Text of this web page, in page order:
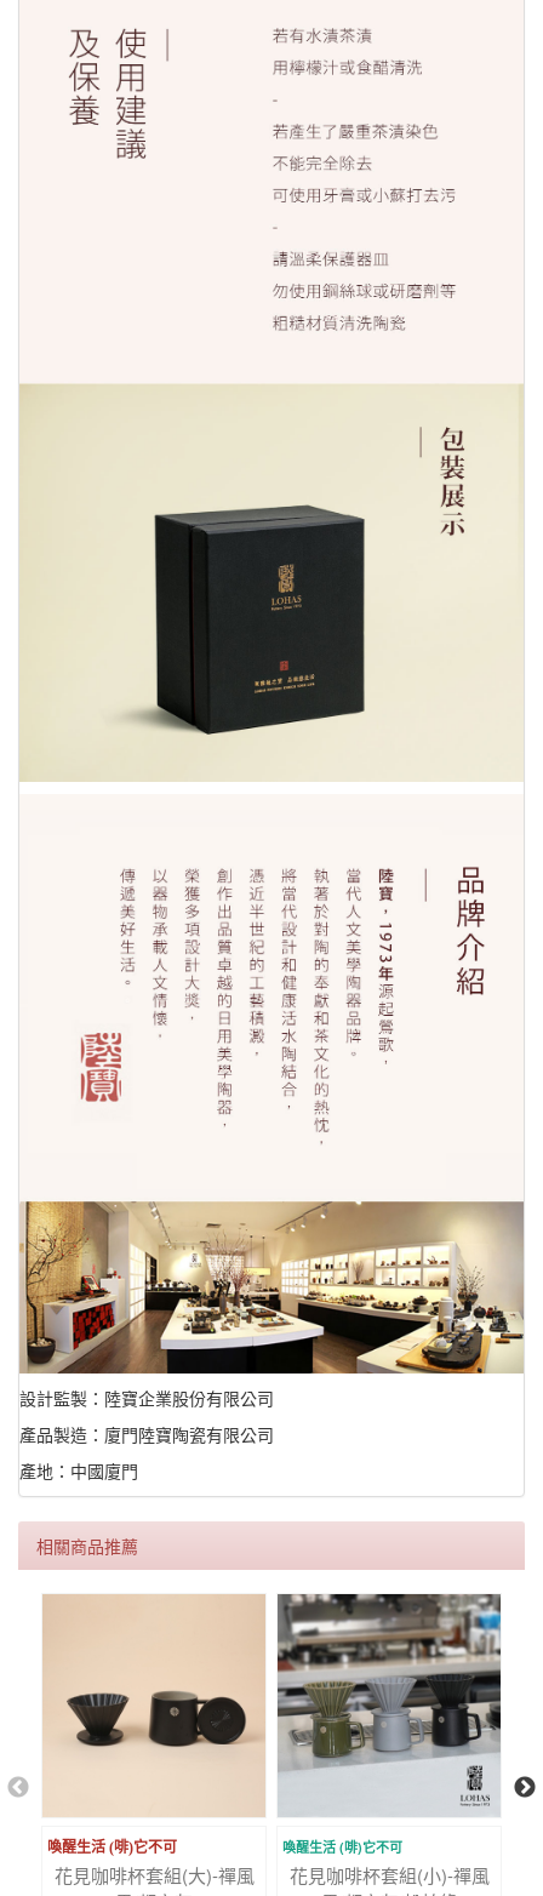
設計監製：陸寶企業股份有限公司
產品製造：廈門陸寶陶瓷有限公司
產地：中國廈門
相關商品推薦
喚醒生活 (啡)它不可
花見咖啡杯套組(大)-禪風
喚醒生活 (啡)它不可
花見咖啡杯套組(小)-禪風